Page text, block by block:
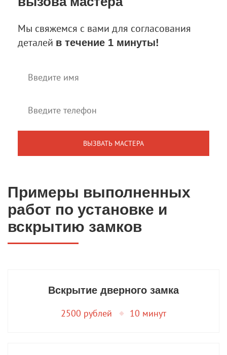
Мы свяжемся с вами для согласования
деталей в течение 1 минуты!
Примеры выполненных
работ по установке и
вскрытию замков
Вскрытие дверного замка
2500 рублей 10 минут